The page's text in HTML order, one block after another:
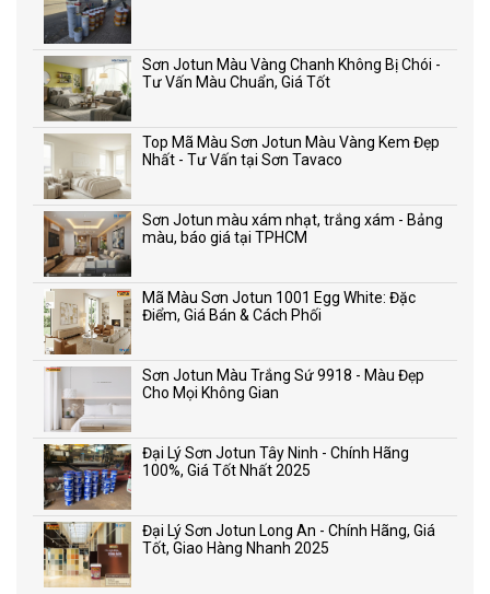
Sơn Jotun Màu Vàng Chanh Không Bị Chói -
Tư Vấn Màu Chuẩn, Giá Tốt
Top Mã Màu Sơn Jotun Màu Vàng Kem Đẹp
Nhất - Tư Vấn tại Sơn Tavaco
Sơn Jotun màu xám nhạt, trắng xám - Bảng
màu, báo giá tại TPHCM
Mã Màu Sơn Jotun 1001 Egg White: Đặc
Điểm, Giá Bán & Cách Phối
Sơn Jotun Màu Trắng Sứ 9918 - Màu Đẹp
Cho Mọi Không Gian
Đại Lý Sơn Jotun Tây Ninh - Chính Hãng
100%, Giá Tốt Nhất 2025
Đại Lý Sơn Jotun Long An - Chính Hãng, Giá
Tốt, Giao Hàng Nhanh 2025